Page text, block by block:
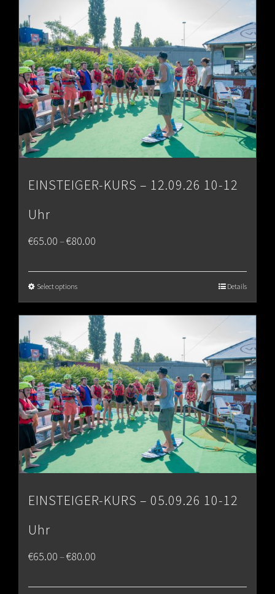
€80.00
EINSTEIGER-KURS – 12.09.26 10-12
Uhr
€65.00–€80.00
€80.00
Select options Details
EINSTEIGER-KURS – 05.09.26 10-12
Uhr
€65.00–€80.00